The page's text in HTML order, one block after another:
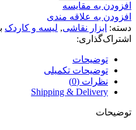
افزودن به مقایسه
افزودن به علاقه مندی
دسته: ابزار نقاشی, لیسه و کاردک
اشتراک‌گذاری:
توضیحات
توضیحات تکمیلی
نظرات (0)
Shipping & Delivery
توضیحات